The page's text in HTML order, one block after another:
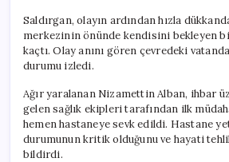
Saldırgan, olayın ardından hızla
merkezinin önünde kendisini bekleyen
kaçtı. Olay anını gören çevredeki
durumu izledi.
Ağır yaralanan Nizamettin Alban, ihbar
gelen sağlık ekipleri tarafından ilk
hemen hastaneye sevk edildi. Hastane
durumunun kritik olduğunu ve hayati
bildirdi.